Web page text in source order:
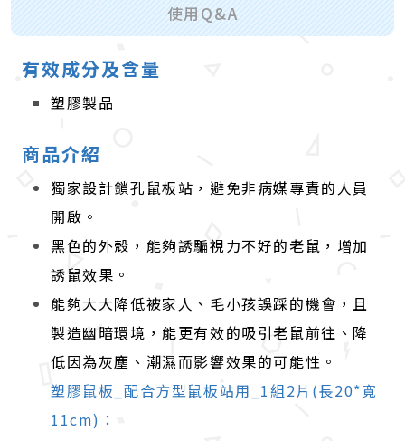
使用Q&A
有效成分及含量
塑膠製品
商品介紹
獨家設計鎖孔鼠板站，避免非病媒專責的人員
開啟。
黑色的外殼，能夠誘騙視力不好的老鼠，增加
誘鼠效果。
能夠大大降低被家人、毛小孩誤踩的機會，且
製造幽暗環境，能更有效的吸引老鼠前往、降
低因為灰塵、潮濕而影響效果的可能性。
塑膠鼠板_配合方型鼠板站用_1組2片(長20*寬
11cm)：